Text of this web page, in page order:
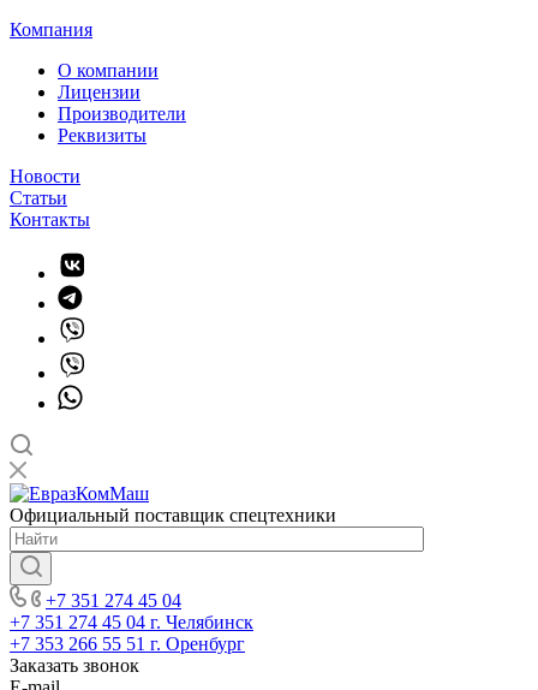
Компания
О компании
Лицензии
Производители
Реквизиты
Новости
Статьи
Контакты
Официальный поставщик спецтехники
+7 351 274 45 04
+7 351 274 45 04 г. Челябинск
+7 353 266 55 51 г. Оренбург
Заказать звонок